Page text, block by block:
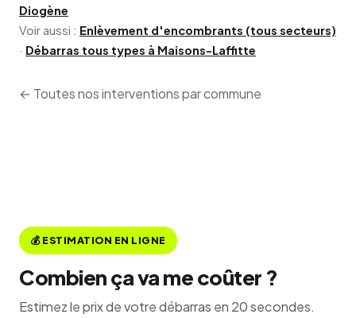
Diogène
Voir aussi : Enlèvement d'encombrants (tous secteurs)
· Débarras tous types à Maisons-Laffitte
← Toutes nos interventions par commune
💰 ESTIMATION EN LIGNE
Combien ça va me coûter ?
Estimez le prix de votre débarras en 20 secondes.